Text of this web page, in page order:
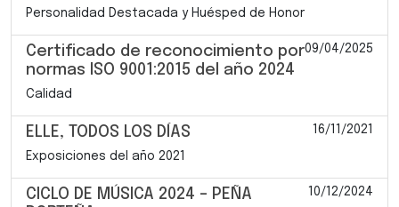
Personalidad Destacada y Huésped de Honor
Certificado de reconocimiento por
normas ISO 9001:2015 del año 2024
09/04/2025
Calidad
ELLE, TODOS LOS DÍAS 16/11/2021
Exposiciones del año 2021
CICLO DE MÚSICA 2024 – PEÑA
10/12/2024